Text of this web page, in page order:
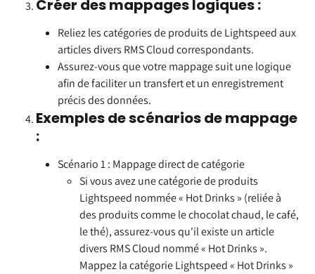
Créer des mappages logiques :
Reliez les catégories de produits de Lightspeed aux
articles divers RMS Cloud correspondants.
Assurez-vous que votre mappage suit une logique
afin de faciliter un transfert et un enregistrement
précis des données.
Exemples de scénarios de mappage
:
Scénario 1 : Mappage direct de catégorie
Si vous avez une catégorie de produits
Lightspeed nommée « Hot Drinks » (reliée à
des produits comme le chocolat chaud, le café,
le thé), assurez-vous qu'il existe un article
divers RMS Cloud nommé « Hot Drinks ».
Mappez la catégorie Lightspeed « Hot Drinks »